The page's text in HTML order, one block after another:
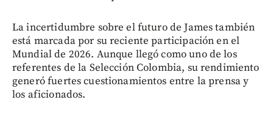
La incertidumbre sobre el futuro de James también
está marcada por su reciente participación en el
Mundial de 2026. Aunque llegó como uno de los
referentes de la Selección Colombia, su rendimiento
generó fuertes cuestionamientos entre la prensa y
los aficionados.